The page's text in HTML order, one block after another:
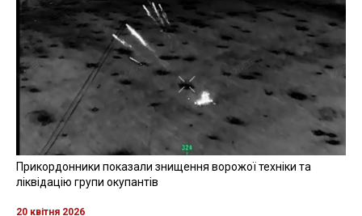
Прикордонники показали знищення ворожої техніки та
ліквідацію групи окупантів
20 квітня 2026